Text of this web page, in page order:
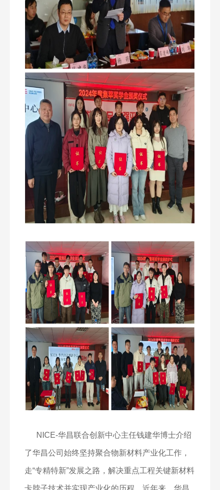
NICE-华昌联合创新中心主任钱建华博士介绍
了华昌公司始终坚持聚合物新材料产业化工作，
走“专精特新”发展之路，解决重点工程关键新材料
卡脖子技术并实现产业化的历程。近年来，华昌